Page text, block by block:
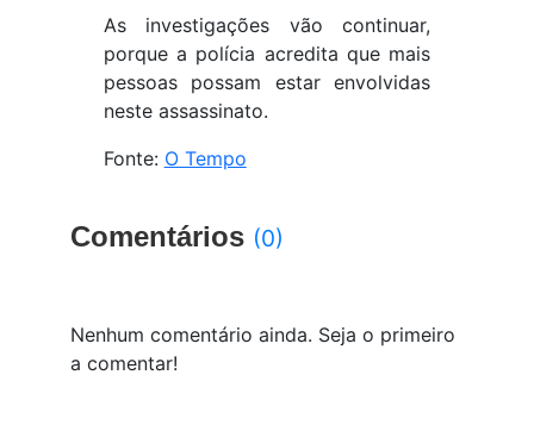
As investigações vão continuar,
porque a polícia acredita que mais
pessoas possam estar envolvidas
neste assassinato.
Fonte: O Tempo
Comentários (0)
Nenhum comentário ainda. Seja o primeiro
a comentar!